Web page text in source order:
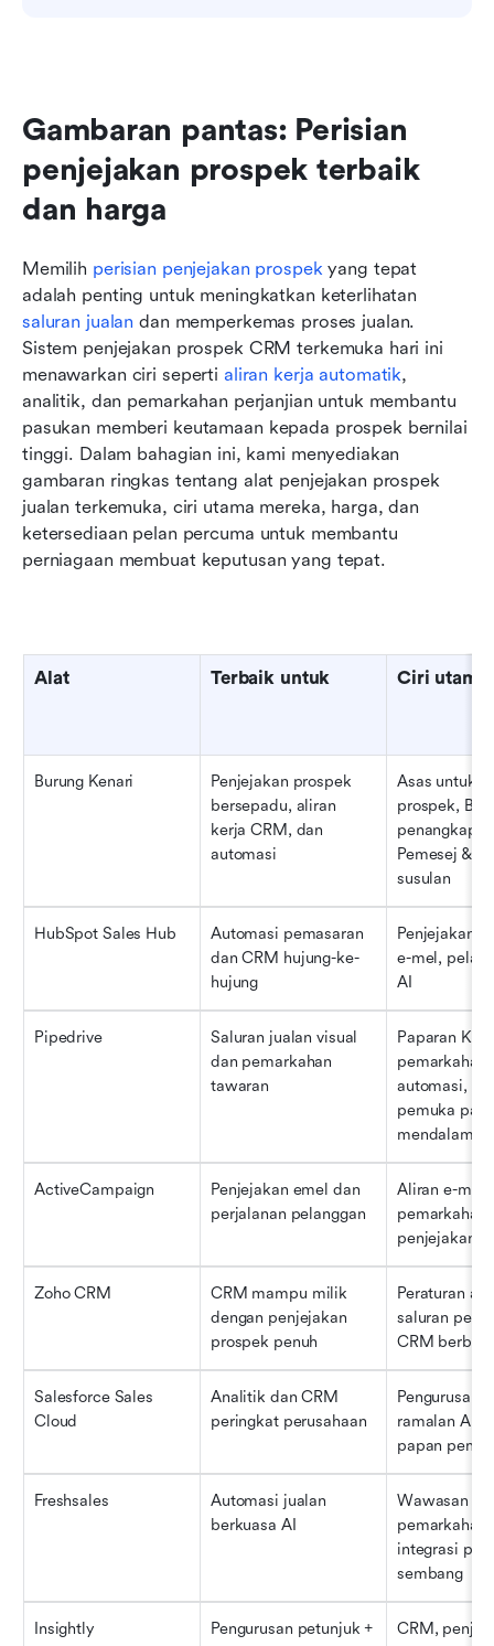
Gambaran pantas: Perisian
penjejakan prospek terbaik
dan harga
Memilih perisian penjejakan prospek yang tepat
saluran jualan dan memperkemas proses jualan.
Sistem penjejakan prospek CRM terkemuka hari ini
menawarkan ciri seperti aliran kerja automatik,
analitik, dan pemarkahan perjanjian untuk membantu
pasukan memberi keutamaan kepada prospek bernilai
tinggi. Dalam bahagian ini, kami menyediakan
gambaran ringkas tentang alat penjejakan prospek
jualan terkemuka, ciri utama mereka, harga, dan
ketersediaan pelan percuma untuk membantu
perniagaan membuat keputusan yang tepat.
Alat Terbaik untuk Ciri utama
Burung Kenari
Penjejakan prospek
bersepadu, aliran
kerja CRM, dan
automasi
Asas untuk
prospek,
Pemesej &
susulan
HubSpot Sales Hub
Automasi pemasaran
dan CRM hujung-ke-
hujung
Penjejakan
e-mel,
AI
Pipedrive
Saluran jualan visual
dan pemarkahan
tawaran
Paparan
pemarkahan
automasi,
pemuka
mendalam
ActiveCampaign
Penjejakan emel dan
perjalanan pelanggan
Aliran e-mel
pemarkahan
penjejakan
Zoho CRM
CRM mampu milik
dengan penjejakan
prospek penuh
Peraturan
saluran
CRM
Salesforce Sales
Cloud
Analitik dan CRM
peringkat perusahaan
Pengurusan
ramalan AI,
papan
Freshsales
Automasi jualan
berkuasa AI
Wawasan
pemarkahan
integrasi
sembang
Insightly
Pengurusan petunjuk +
CRM,